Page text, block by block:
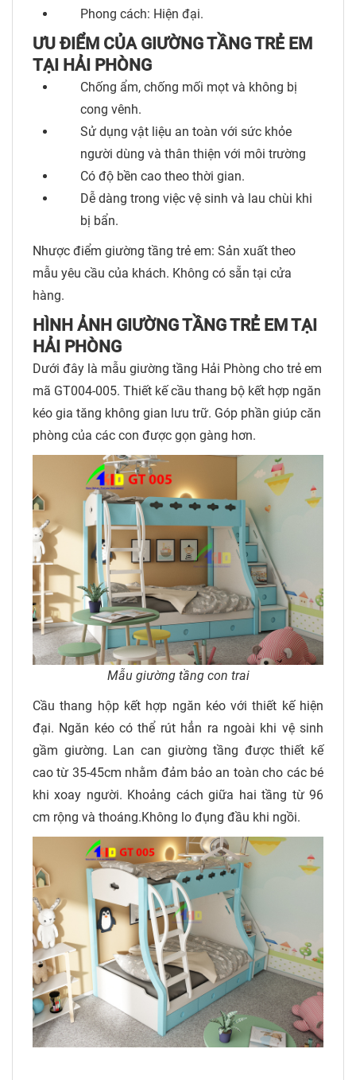
Phong cách: Hiện đại.
ƯU ĐIỂM CỦA GIƯỜNG TẦNG TRẺ EM
TẠI HẢI PHÒNG
Chống ẩm, chống mối mọt và không bị
cong vênh.
Sử dụng vật liệu an toàn với sức khỏe
người dùng và thân thiện với môi trường
Có độ bền cao theo thời gian.
Dễ dàng trong việc vệ sinh và lau chùi khi
bị bẩn.
Nhược điểm giường tầng trẻ em: Sản xuất theo
mẫu yêu cầu của khách. Không có sẵn tại cửa
hàng.
HÌNH ẢNH GIƯỜNG TẦNG TRẺ EM TẠI
HẢI PHÒNG
Dưới đây là mẫu giường tầng Hải Phòng cho trẻ em
mã GT004-005. Thiết kế cầu thang bộ kết hợp ngăn
kéo gia tăng không gian lưu trữ. Góp phần giúp căn
phòng của các con được gọn gàng hơn.
Mẫu giường tầng con trai
Cầu thang hộp kết hợp ngăn kéo với thiết kế hiện
đại. Ngăn kéo có thể rút hẳn ra ngoài khi vệ sinh
gầm giường. Lan can giường tầng được thiết kế
cao từ 35-45cm nhằm đảm bảo an toàn cho các bé
khi xoay người. Khoảng cách giữa hai tầng từ 96
cm rộng và thoáng.Không lo đụng đầu khi ngồi.